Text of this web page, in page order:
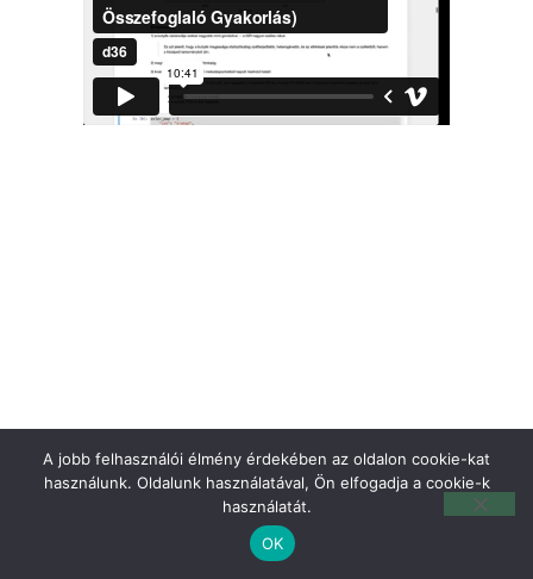
A jobb felhasználói élmény érdekében az oldalon cookie-kat
használunk. Oldalunk használatával, Ön elfogadja a cookie-k
használatát.
OK